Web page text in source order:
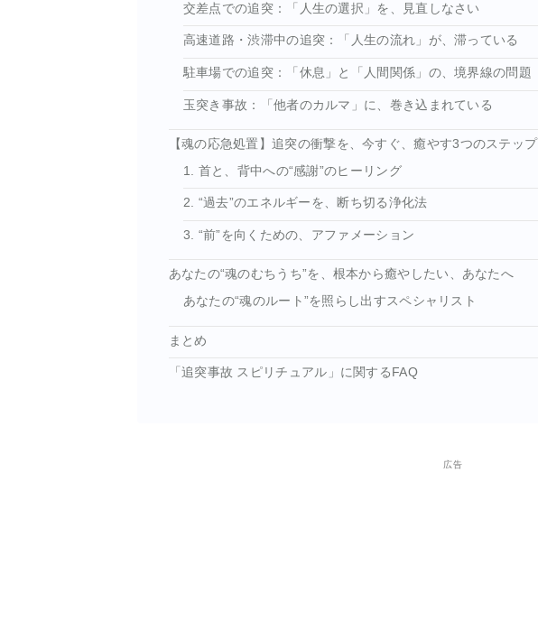
交差点での追突：「人生の選択」を、見直しなさい
高速道路・渋滞中の追突：「人生の流れ」が、滞っている
駐車場での追突：「休息」と「人間関係」の、境界線の問題
玉突き事故：「他者のカルマ」に、巻き込まれている
【魂の応急処置】追突の衝撃を、今すぐ、癒やす3つのステップ
1. 首と、背中への“感謝”のヒーリング
2. “過去”のエネルギーを、断ち切る浄化法
3. “前”を向くための、アファメーション
あなたの“魂のむちうち”を、根本から癒やしたい、あなたへ
あなたの“魂のルート”を照らし出すスペシャリスト
まとめ
「追突事故 スピリチュアル」に関するFAQ
広告